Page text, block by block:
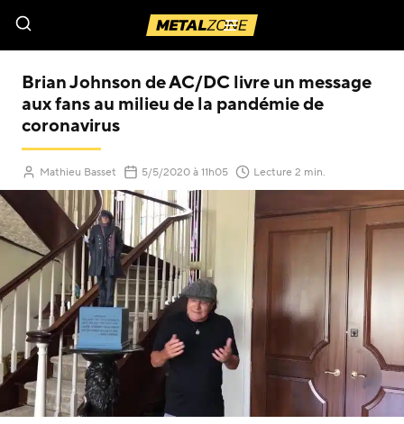
Menu
Brian Johnson de AC/DC livre un message
aux fans au milieu de la pandémie de
coronavirus
Mathieu Basset 5/5/2020(Mis à jour le )
à 11h05 Lecture 2 min.